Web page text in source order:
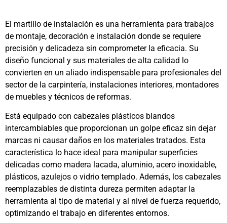
El martillo de instalación es una herramienta para trabajos
de montaje, decoración e instalación donde se requiere
precisión y delicadeza sin comprometer la eficacia. Su
diseño funcional y sus materiales de alta calidad lo
convierten en un aliado indispensable para profesionales del
sector de la carpintería, instalaciones interiores, montadores
de muebles y técnicos de reformas.
Está equipado con cabezales plásticos blandos
intercambiables que proporcionan un golpe eficaz sin dejar
marcas ni causar daños en los materiales tratados. Esta
característica lo hace ideal para manipular superficies
delicadas como madera lacada, aluminio, acero inoxidable,
plásticos, azulejos o vidrio templado. Además, los cabezales
reemplazables de distinta dureza permiten adaptar la
herramienta al tipo de material y al nivel de fuerza requerido,
optimizando el trabajo en diferentes entornos.